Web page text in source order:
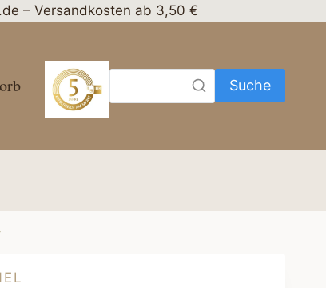
– Versandkosten ab 3,50 €
Suche